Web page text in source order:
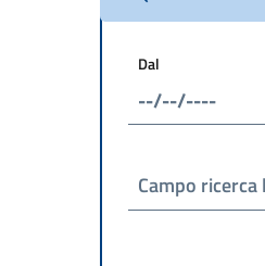
Dal
Campo